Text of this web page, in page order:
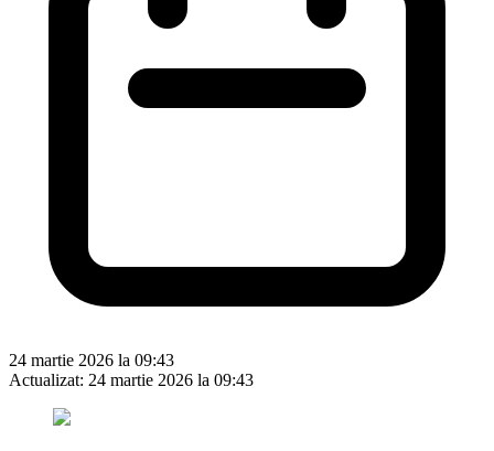
24 martie 2026 la 09:43
Actualizat: 24 martie 2026 la 09:43